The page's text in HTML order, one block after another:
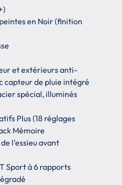
en Noir (finition
et extérieurs anti-
capteur de pluie intégré
spécial, illuminés
Plus (18 réglages
Mémoire
l’essieu avant
Sport à 6 rapports